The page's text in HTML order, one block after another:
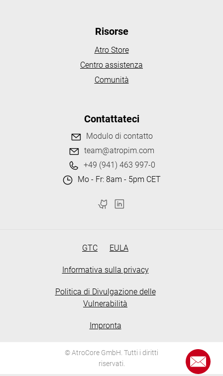
Risorse
Atro Store
Centro assistenza
Comunità
Contattateci
Modulo di contatto
team@atropim.com
+49 (941) 463 997-0
Mo - Fr: 8am - 5pm CET
GTC EULA
Informativa sulla privacy
Politica di Divulgazione delle
Vulnerabilità
Impronta
© AtroCore GmbH. Tutti i diritti
riservati.